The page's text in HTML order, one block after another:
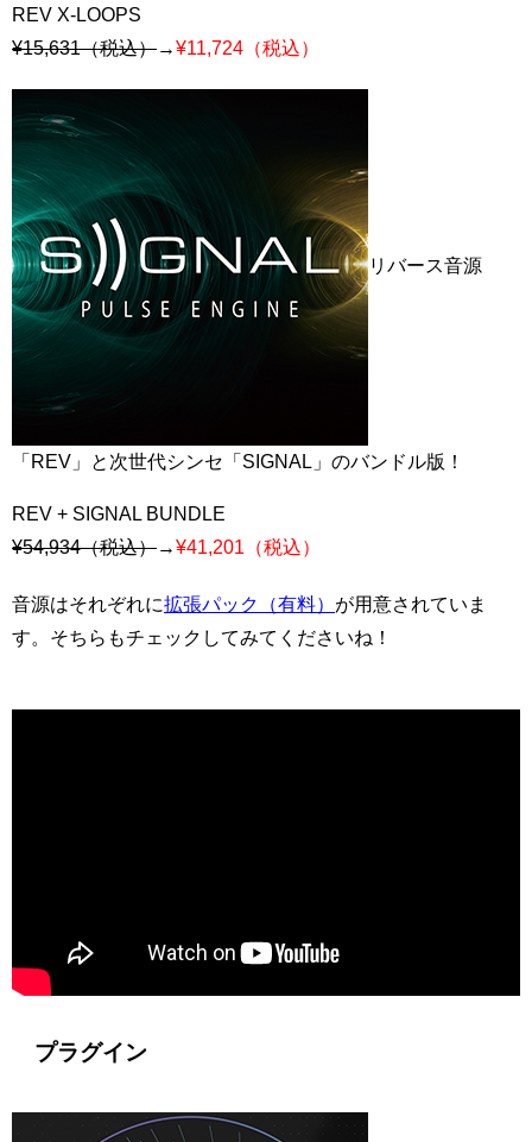
REV X-LOOPS
¥15,631（税込）→¥11,724（税込）
リバース音源
「REV」と次世代シンセ「SIGNAL」のバンドル版！
REV + SIGNAL BUNDLE
¥54,934（税込）→¥41,201（税込）
音源はそれぞれに拡張パック（有料） が用意されていま
す。そちらもチェックしてみてくださいね！
プラグイン